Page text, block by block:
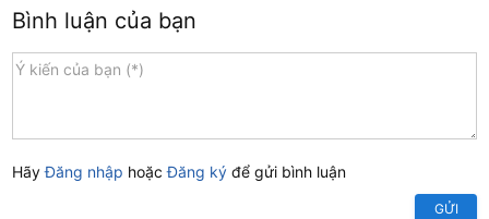
Bình luận của bạn
HãyĐăng nhập hoặcĐăng ký để gửi bình luận
GỬI